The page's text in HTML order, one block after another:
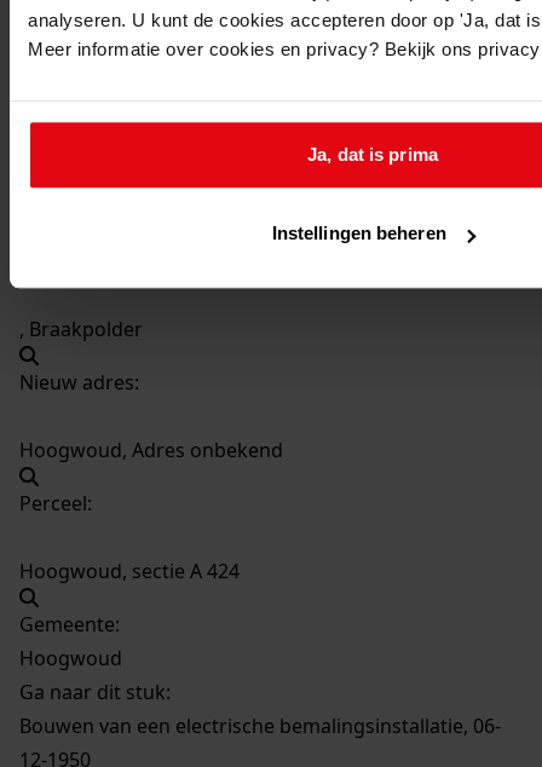
analyseren. U kunt de cookies accepteren door op 'Ja, dat
Meer informatie over cookies en privacy? Bekijk ons
Ja, dat is prima
Instellingen beheren
06-12-1950
Datering:
Beschrijving:
Bouwen van een electrische bemalingsinstallatie
Datum vergunning:
, Braakpolder
Nieuw adres:
Hoogwoud, Adres onbekend
Perceel:
Hoogwoud, sectie A 424
Gemeente:
Hoogwoud
Ga naar dit stuk:
Bouwen van een electrische bemalingsinstallatie, 06-
12-1950